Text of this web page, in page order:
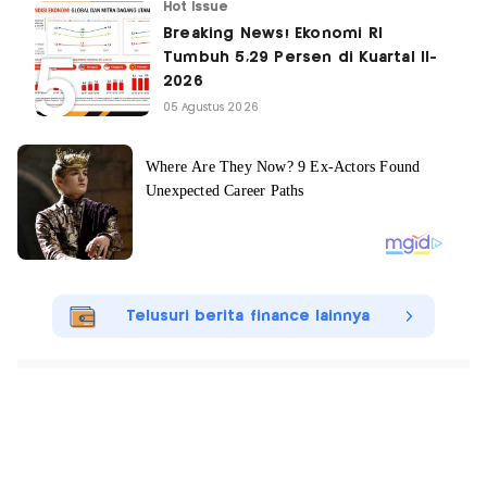
Hot Issue
Breaking News! Ekonomi RI
Tumbuh 5,29 Persen di Kuartal II-
2026
05 Agustus 2026
Telusuri berita finance lainnya